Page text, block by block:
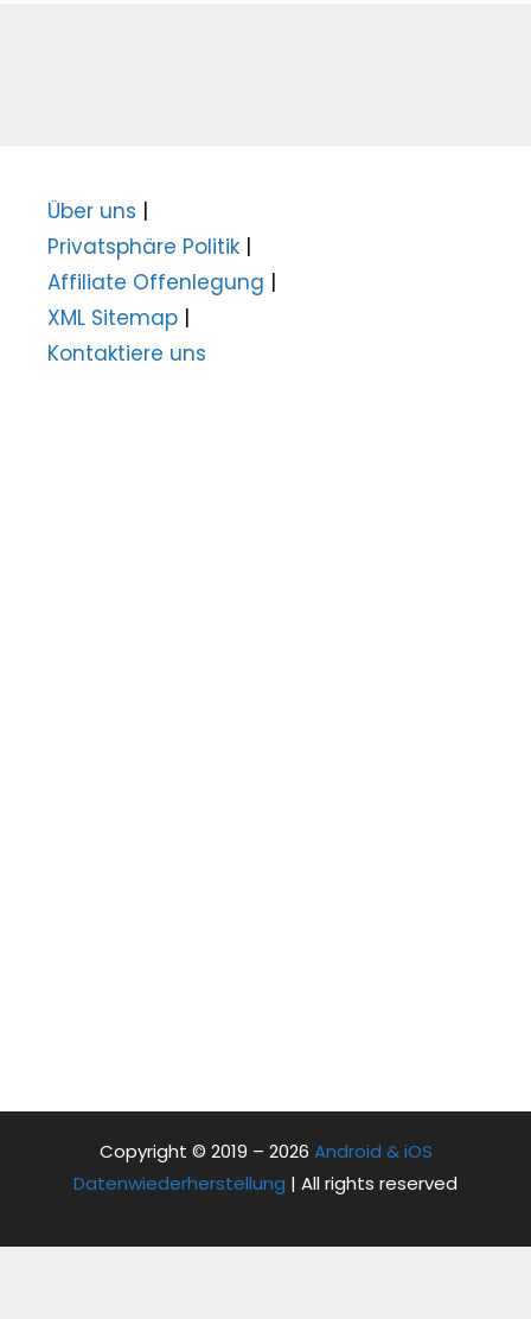
Über uns |
Privatsphäre Politik |
Affiliate Offenlegung |
XML Sitemap |
Kontaktiere uns
Copyright © 2019 – 2026 Android & iOS
Datenwiederherstellung | All rights reserved